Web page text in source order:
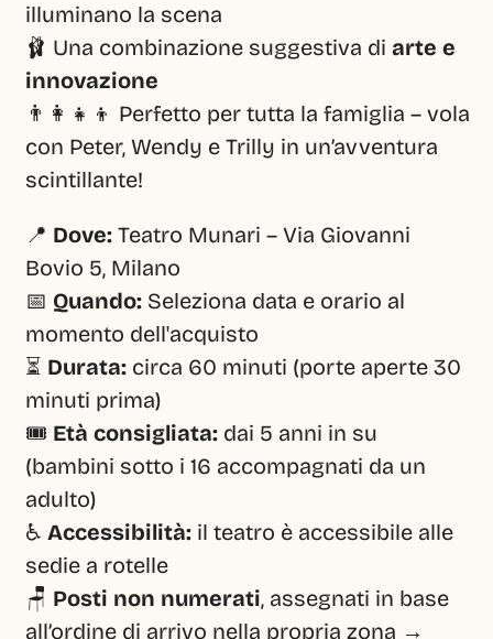
illuminano la scena
🩰 Una combinazione suggestiva di arte e
innovazione
👨‍👩‍👧‍👦 Perfetto per tutta la famiglia – vola
con Peter, Wendy e Trilly in un’avventura
scintillante!
📍 Dove: Teatro Munari – Via Giovanni
Bovio 5, Milano
📅 Quando: Seleziona data e orario al
momento dell'acquisto
⏳ Durata: circa 60 minuti (porte aperte 30
minuti prima)
🎟️ Età consigliata: dai 5 anni in su
(bambini sotto i 16 accompagnati da un
adulto)
♿ Accessibilità: il teatro è accessibile alle
sedie a rotelle
🪑 Posti non numerati, assegnati in base